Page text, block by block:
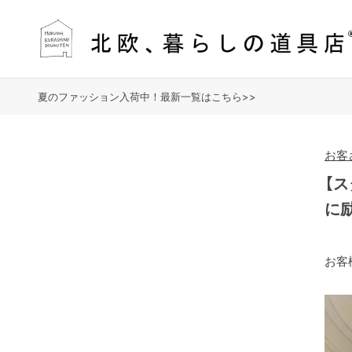
夏のファッション入荷中！最新一覧はこちら>>
お客
【
に
お